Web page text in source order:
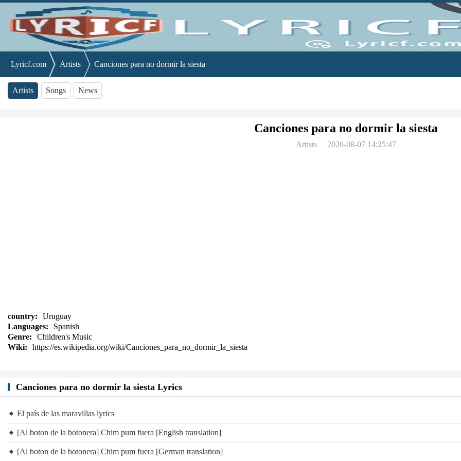
Lyricf.com Artists Canciones para no dormir la siesta
Artists Songs News
Canciones para no dormir la siesta
Artists 2026-08-07 14:25:47
country:
Uruguay
Languages:
Spanish
Genre:
Children's Music
Wiki:
https://es.wikipedia.org/wiki/Canciones_para_no_dormir_la_siesta
Canciones para no dormir la siesta Lyrics
El país de las maravillas lyrics
[Al boton de la botonera] Chim pum fuera [English translation]
[Al boton de la botonera] Chim pum fuera [German translation]